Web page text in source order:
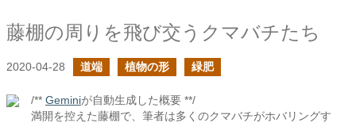
藤棚の周りを飛び交うクマバチたち
2020-04-28 道端 植物の形 緑肥
/** Geminiが自動生成した概要 **/
満開を控えた藤棚で、筆者は多くのクマバチがホバリングす